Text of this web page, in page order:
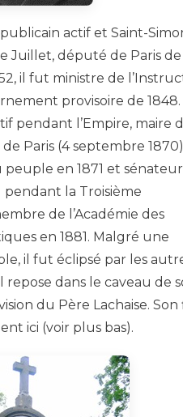
actif et Saint-
Juillet, député de Paris de
il fut ministre de
provisoire de 1848.
pendant l’Empire, maire
Paris (4 septembre
en 1871 et sénateur
pendant la Troisième
de l’Académie des
en 1881. Malgré une
il fut éclipsé par les
repose dans le caveau de
du Père Lachaise. Son
ici (voir plus bas).